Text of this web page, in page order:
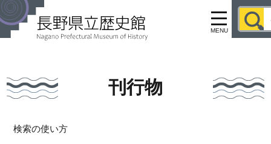
MENU
刊行物
検索の使い方